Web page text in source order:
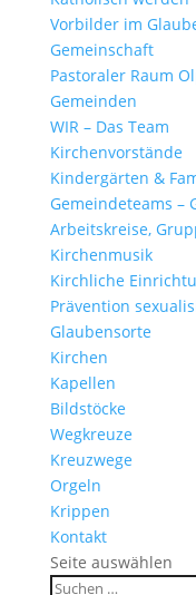
Vorbilder im
Gemein­schaft
Pasto­raler Raum
Gemeinden
WIR – Das Team
Kirchen­vor­stände
Kinder­gärten &
Gemein­de­teams –
Arbeits­kreise,
Kirchen­musik
Kirch­liche
Präven­tion
Glau­ben­s­orte
Kirchen
Kapellen
Bild­stöcke
Wegkreuze
Kreuz­wege
Orgeln
Krippen
Kontakt
Seite auswählen